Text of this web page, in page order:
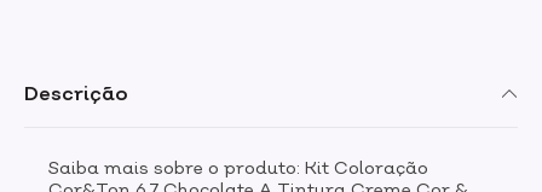
Descrição
Saiba mais sobre o produto: Kit Coloração